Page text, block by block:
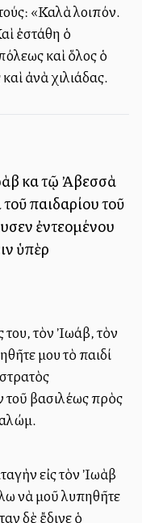
«Καλὰ λοιπόν.
ἐστάθη ὁ
καὶ ὅλος ὁ
ἀνὰ χιλιάδας.
καὶ τῷ Ἀβεσσὰ
τοῦ παιδαρίου τοῦ
ἐντελλομένου
ὑπὲρ
του, τὸν Ἰωάβ, τὸν
μου τὸ παιδί
βασιλέως πρὸς
εἰς τὸν Ἰωὰβ
νὰ μοῦ λυπηθῆτε
δὲ ἔδινε ὁ